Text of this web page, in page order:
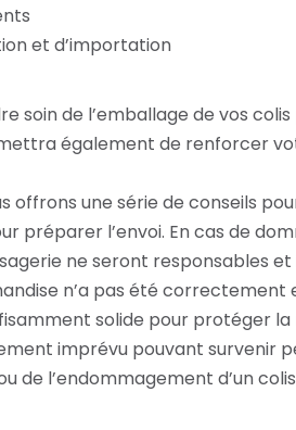
et d’importation
soin de l’emballage de vos
également de renforcer
offrons une série de conseils
préparer l’envoi. En cas de
ne seront responsables
n’a pas été correctement
solide pour protéger
imprévu pouvant survenir
de l’endommagement d’un